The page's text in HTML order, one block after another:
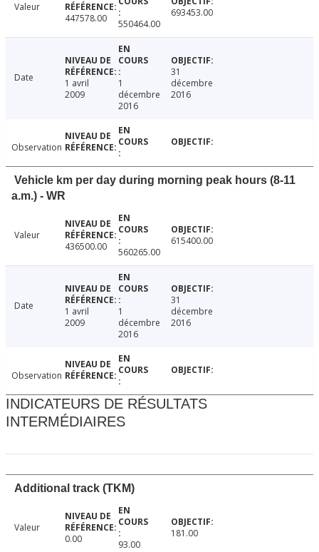
Valeur
447578.00
550464.00
693453.00
Date
1 avril
2009
1
décembre
2016
31
décembre
2016
Observation
Vehicle km per day during morning peak hours (8-11
a.m.) - WR
Valeur
436500.00
560265.00
615400.00
Date
1 avril
2009
1
décembre
2016
31
décembre
2016
Observation
INDICATEURS DE RÉSULTATS
INTERMÉDIAIRES
Additional track (TKM)
Valeur
0.00
93.00
181.00